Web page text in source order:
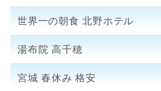
世界一の朝食 北野ホテル
湯布院 高千穂
宮城 春休み 格安